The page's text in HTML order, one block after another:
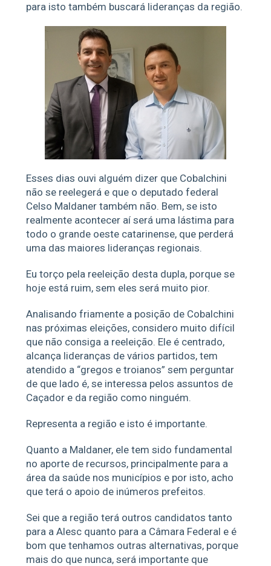
para isto também buscará lideranças da região.
Esses dias ouvi alguém dizer que Cobalchini
não se reelegerá e que o deputado federal
Celso Maldaner também não. Bem, se isto
realmente acontecer aí será uma lástima para
todo o grande oeste catarinense, que perderá
uma das maiores lideranças regionais.
Eu torço pela reeleição desta dupla, porque se
hoje está ruim, sem eles será muito pior.
Analisando friamente a posição de Cobalchini
nas próximas eleições, considero muito difícil
que não consiga a reeleição. Ele é centrado,
alcança lideranças de vários partidos, tem
atendido a “gregos e troianos” sem perguntar
de que lado é, se interessa pelos assuntos de
Caçador e da região como ninguém.
Representa a região e isto é importante.
Quanto a Maldaner, ele tem sido fundamental
no aporte de recursos, principalmente para a
área da saúde nos municípios e por isto, acho
que terá o apoio de inúmeros prefeitos.
Sei que a região terá outros candidatos tanto
para a Alesc quanto para a Câmara Federal e é
bom que tenhamos outras alternativas, porque
mais do que nunca, será importante que